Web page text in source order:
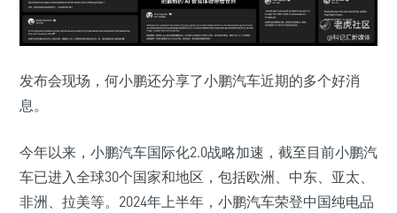
发布会现场，何小鹏还分享了小鹏汽车近期的多个好消
息。
今年以来，小鹏汽车国际化2.0战略加速，截至目前小鹏汽
车已进入全球30个国家和地区，包括欧洲、中东、亚太、
非洲、拉美等。2024年上半年，小鹏汽车荣登中国纯电品